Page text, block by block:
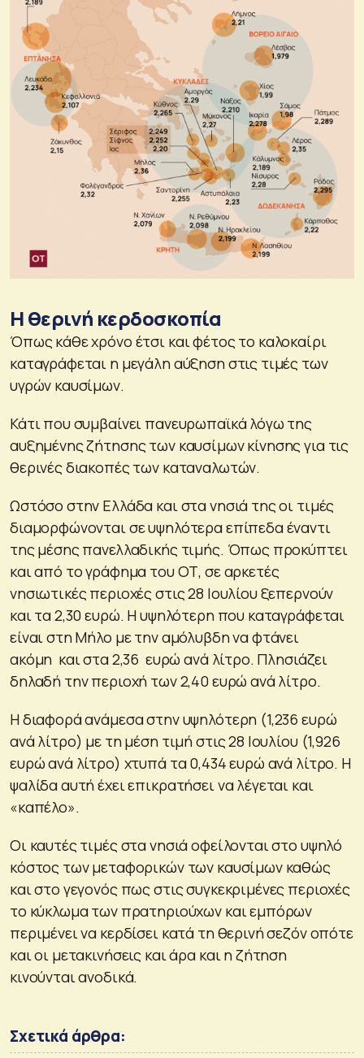
Η θερινή κερδοσκοπία
Όπως κάθε χρόνο έτσι και φέτος το καλοκαίρι
καταγράφεται η μεγάλη αύξηση στις τιμές των
υγρών καυσίμων.
Κάτι που συμβαίνει πανευρωπαϊκά λόγω της
αυξημένης ζήτησης των καυσίμων κίνησης για τις
θερινές διακοπές των καταναλωτών.
Ωστόσο στην Ελλάδα και στα νησιά της οι τιμές
διαμορφώνονται σε υψηλότερα επίπεδα έναντι
της μέσης πανελλαδικής τιμής. Όπως προκύπτει
και από το γράφημα του ΟΤ, σε αρκετές
νησιωτικές περιοχές στις 28 Ιουλίου ξεπερνούν
και τα 2,30 ευρώ. Η υψηλότερη που καταγράφεται
είναι στη Μήλο με την αμόλυβδη να φτάνει
ακόμη και στα 2,36 ευρώ ανά λίτρο. Πλησιάζει
δηλαδή την περιοχή των 2,40 ευρώ ανά λίτρο.
Η διαφορά ανάμεσα στην υψηλότερη (1,236 ευρώ
ανά λίτρο) με τη μέση τιμή στις 28 Ιουλίου (1,926
ευρώ ανά λίτρο) χτυπά τα 0,434 ευρώ ανά λίτρο. Η
ψαλίδα αυτή έχει επικρατήσει να λέγεται και
«καπέλο».
Οι καυτές τιμές στα νησιά οφείλονται στο υψηλό
κόστος των μεταφορικών των καυσίμων καθώς
και στο γεγονός πως στις συγκεκριμένες περιοχές
το κύκλωμα των πρατηριούχων και εμπόρων
περιμένει να κερδίσει κατά τη θερινή σεζόν οπότε
και οι μετακινήσεις και άρα και η ζήτηση
κινούνται ανοδικά.
Σχετικά άρθρα: